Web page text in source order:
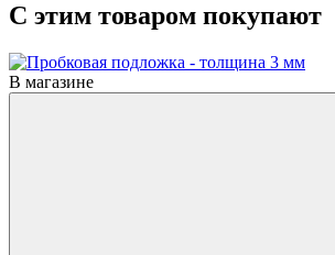
С этим товаром покупают
В магазине